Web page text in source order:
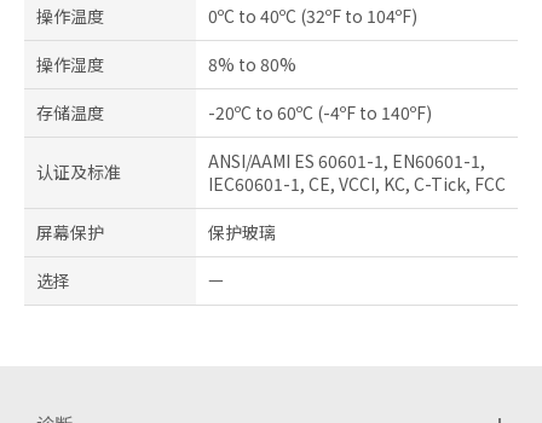
操作温度
0ºC to 40ºC (32ºF to 104ºF)
操作湿度
8% to 80%
存储温度
-20ºC to 60ºC (-4ºF to 140ºF)
认证及标准
ANSI/AAMI ES 60601-1, EN60601-1,
IEC60601-1, CE, VCCI, KC, C-Tick, FCC
屏幕保护
保护玻璃
选择
ㅡ